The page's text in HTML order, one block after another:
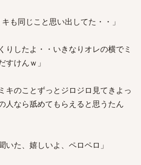
も同じこと思い出してた・・」
りしたよ・・いきなりオレの横でミ
すけんｗ」
キのことずっとジロジロ見てきよっ
人なら舐めてもらえると思うたん
いた、嬉しいよ、ペロペロ」